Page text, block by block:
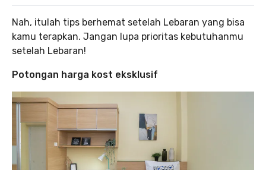
Nah, itulah tips berhemat setelah Lebaran yang bisa
kamu terapkan. Jangan lupa prioritas kebutuhanmu
setelah Lebaran!
Potongan harga kost eksklusif